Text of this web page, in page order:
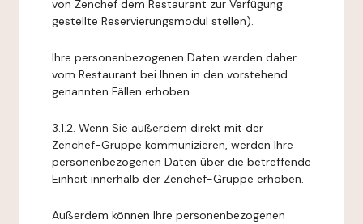
von Zenchef dem Restaurant zur Verfügung
gestellte Reservierungsmodul stellen).
Ihre personenbezogenen Daten werden daher
vom Restaurant bei Ihnen in den vorstehend
genannten Fällen erhoben.
3.1.2. Wenn Sie außerdem direkt mit der
Zenchef-Gruppe kommunizieren, werden Ihre
personenbezogenen Daten über die betreffende
Einheit innerhalb der Zenchef-Gruppe erhoben.
Außerdem können Ihre personenbezogenen